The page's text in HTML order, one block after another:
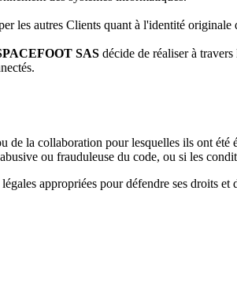
les autres Clients quant à l'identité originale
SAS décide de réaliser à travers
de la collaboration pour lesquelles ils ont
ou frauduleuse du code, ou si les
appropriées pour défendre ses droits